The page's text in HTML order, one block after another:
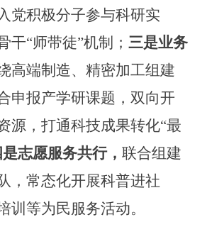
党积极分子参与科研实
干“师带徒”机制 ； 三是业务
高端制造、精密加工组建
申报产学研课题，双向开
源，打通科技成果转化“最
是志愿服务共行， 联合组建
，常态化开展科普进社
训等为民服务活动。